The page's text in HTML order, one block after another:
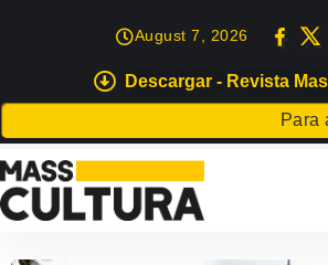
Descargar - Revista
Para
August 7, 2026